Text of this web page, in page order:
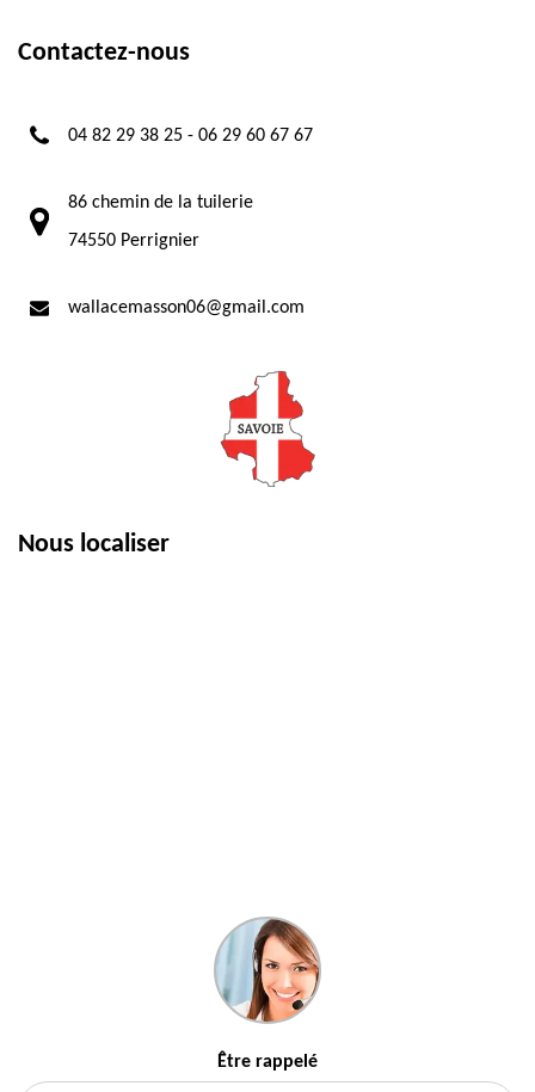
Contactez-nous
04 82 29 38 25 - 06 29 60 67 67
86 chemin de la tuilerie
74550 Perrignier
wallacemasson06@gmail.com
Nous localiser
Être rappelé